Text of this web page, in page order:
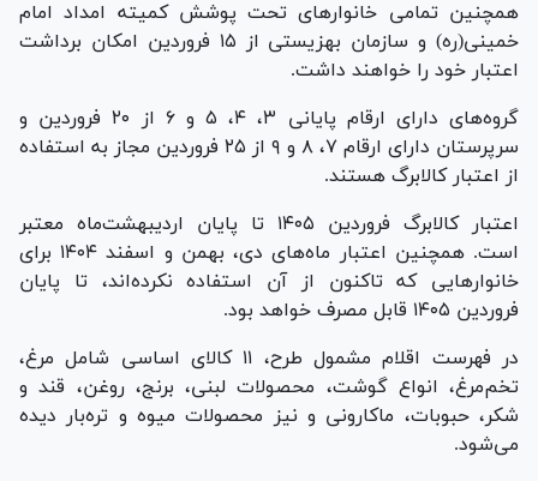
همچنینتمامی خانوارهای تحت پوشش کمیته امداد امام
خمینی‌(ره) و سازمان بهزیستی از ۱۵ فروردین
امکان برداشت
اعتبار خود را خواهند داشت.
گروه‌های دارای ارقام پایانی ۳، ۴، ۵ و ۶ از ۲۰ فروردین
و
سرپرستان دارای ارقام ۷، ۸ و ۹ از ۲۵ فروردین
مجاز به استفاده
از اعتبار کالابرگ هستند.
اعتبار کالابرگ فروردین ۱۴۰۵ تا پایان اردیبهشت‌ماه
معتبر
است. همچنین اعتبار ماه‌های دی، بهمن و اسفند ۱۴۰۴
برای
خانوارهایی که تاکنون از آن استفاده نکرده‌اند،تا پایان
فروردین ۱۴۰۵
قابل مصرف خواهد بود.
در فهرست اقلام مشمول طرح، ۱۱ کالای اساسی
شامل مرغ،
تخم‌مرغ، انواع گوشت، محصولات لبنی، برنج، روغن، قند و
شکر، حبوبات، ماکارونی و نیز محصولات میوه و تره‌بار دیده
می‌شود.